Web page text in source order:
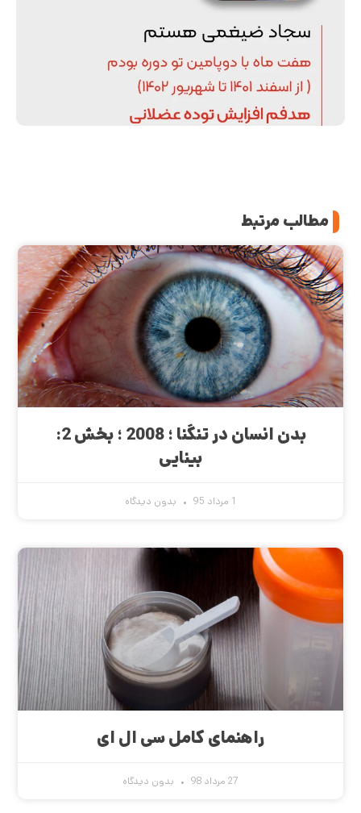
مطالب مرتبط
بدن انسان در تنگنا ؛ 2008 ؛ بخش 2:
بینایی
1 مرداد 95 بدون دیدگاه
راهنمای کامل سی ال ای
27 مرداد 98 بدون دیدگاه